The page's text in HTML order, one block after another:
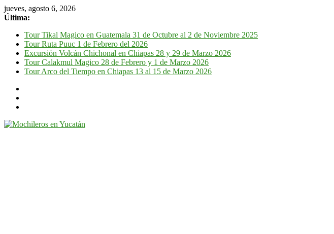
jueves, agosto 6, 2026
Última:
Tour Tikal Magico en Guatemala 31 de Octubre al 2 de Noviembre 2025
Tour Ruta Puuc 1 de Febrero del 2026
Excursión Volcán Chichonal en Chiapas 28 y 29 de Marzo 2026
Tour Calakmul Magico 28 de Febrero y 1 de Marzo 2026
Tour Arco del Tiempo en Chiapas 13 al 15 de Marzo 2026